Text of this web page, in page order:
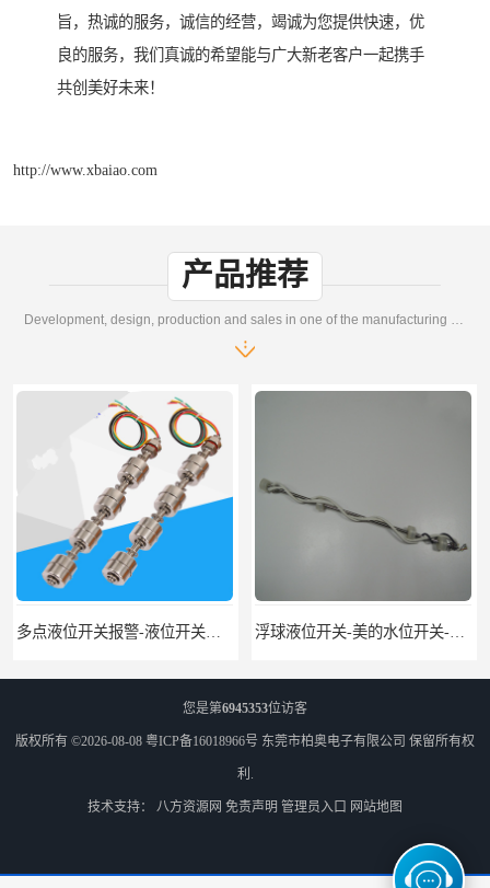
旨，热诚的服务，诚信的经营，竭诚为您提供快速，优
良的服务，我们真诚的希望能与广大新老客户一起携手
共创美好未来！
http://www.xbaiao.com
产品推荐
您是第6945353位访客
版权所有 ©2026-08-08 粤ICP备16018966号 东莞市柏奥电子有限公司 保留所有权
利.
技术支持： 八方资源网 免责声明 管理员入口 网站地图